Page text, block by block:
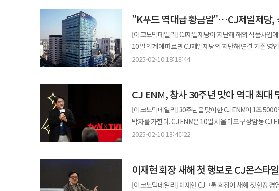
원매자 폭이 더욱 좁아질 전망이다. 그린바이오 사업의 몸값만 최대 6조원으로 거론되면서 전략적투자자(SI)와
재무적투자자(FI)를 통틀어 인수할 여력이 있는 곳이 손
인수하는 방안도 거론된다.
전년 대비 56.1% 증가한 1조 7047억원을 기록했다. 글
견인했으며 피프스시즌은 <세브란스 시즌2>와 <치프
선보였다. 음악 부문은 자체 아티스트와 신규 아티스트의 성공적인 데뷔에 힘입어 연간 매출 7021억원을 달성했다.
그룹 제로베이스원은 발매 앨범마다 ‘밀리언셀러’를 기
데뷔 또한 매출 성장에 기여했다. 커머스 부문은 모바일 라이브 커머스 강세에 힘입어 연간 매출 1조 4514억원, 영업이익
증가했으며 CJ온스타일 MAU는 역대 최고치를 경신하는 등 플랫폼 경
디지털 플랫폼 성장 가속화 CJ ENM은 컨퍼런스 콜을 통해 2025년 목표를 ‘콘텐츠 글로벌 확장 및 디지털 플랫폼
성장’으로 설정하고 △콘텐츠의 질적·양적 성장 △글로
>, 예능 <뿅뿅 지구오락실3>, <대탈출 : 더 스토리>, <환
글로벌 사업 확장을 위해 콘텐츠, 티빙, 음악 사업 부문별
및 글로벌 메가 IP 개발, 인도, 남아메리카, 중동 등 K콘텐츠 수
합의한 일정기한 내에 제3자를 통해 매수할 계획이다. 한화호텔앤드리조트는 주식매매계약을 진행하기 위해
특수목적법인(SPC)인 우리집에프앤비 주식회사를 설립할 예정이다. 한화호텔앤드리조트는
현금과 일부 외부 차입으로 조달해 출자하고, 부족한 금
주식매매계약의 거래 종료일은 오는 4월 29일이다. 한화호텔앤드리조트는 5년 전 한 차례 급식사업부 ‘푸디스트’를
매각했던 바 있다. 아워홈 인수를 통한 사업 재진출 배경
사업 등은 단체급식을 수주하기 좋은 사업장으로 꼽힌
내에서 보유하고 있는 것으로 평가받고 있다. 김 부사장은 푸드테크 사업 확장에 나서고 있다. 단체급식 사업에 적용할
수 있는 자동화 기술에선 김 부사장이 전략기획담당을
한화로보틱스는 작년 3월 단체급식 업체인 CJ프레시웨
업무협약을 체결하기도 했다. 작년에는 미국 햄버거 업체
“한화 유통 서비스 부문과 아워홈의 다양한 시너지를 통해
아워홈 오너가 2세들 간 경영권 불씨가 여전히 남아 있어 인
"K푸드 역대급 황금알"…CJ제일제당,
[이코노믹데일리] CJ제일제당이 지난해 해외 식품사업
10일 업계에 따르면 CJ제일제당의 지난해 연결 기준
매출은 17조8710억원으로 0.1% 줄었다. 4분기 개별 영업이익은 전년비 39.2% 증가한 2199억원을 기록했다. 같은
5조7716억원으로 1.8% 감소했지만, 햇반 등 주요 가공
일부 상쇄했다. 이와 함께 ‘고메 소바바 치킨’, ‘통새우만두’에 이은 ‘통오징어만두’ 등 차별화된 신제품으로 성숙기에
접어든 국내 시장에서 새로운 성장 동력을 확보했다는 평가다. 해외 식품사업은 매출 5조5814억원(+3.6%)을
식품 매출 중 49.2% 비중을 차지했다. 이는 역대 최대 수준으로 지난해 주력한 ‘K-푸드 신영토 확장’이 성과를 거뒀다는
평가다. 북미, 유럽, 호주 등 주요 권역에서 성장을 이어
2위 브랜드와 3배 이상 차이 나는 선두를 유지했으며,
지위를 지켰다. 유럽은 처음으로 연간 매출이 1000억원을 돌파했다. 프랑스, 스페인 등 신규 국가로의 진출을
가속화하는 한편, 유럽 대형 유통채널에서 판매 제품을 확대한 점이 주효했다. 바
2025-02-10 18:19:44
CJ ENM, 창사 30주년 맞아 역대 최
[이코노믹데일리] 30주년을 맞이한 CJ ENM이 1조
박차를 가한다. CJ ENM은 10일 서울 마포구 상암동 CJ ENM 센터에서 ‘CJ ENM 콘텐츠 톡 2025’ 행사를 개최하고
tvN과 티빙의 2025년 콘텐츠 라인업을 공개하며 이 같은 계획을 밝혔다. 윤상현 CJ ENM 대
강화하고 글로벌 공동 IP 기획 및 티빙의 해외 진출을 적극적으로 추진
기존 1조 원 규모에서 1500억 원 이상 증액하여 총 1조 5000억 원 규모로 확대
2025-02-10 13:40:22
이재현 회장 새해 첫 행보로 CJ온스
[이코노믹데일리] 이재현 CJ그룹 회장이 새해 첫 현장